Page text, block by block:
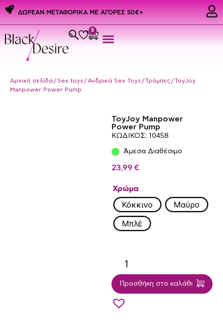
ΔΩΡΕΑΝ ΜΕΤΑΦΟΡΙΚΑ ME ΑΓΟΡΕΣ 50€+
0
Αρχική σελίδα / Sex toys / Ανδρικά Sex Toys /Τρόμπες / ToyJoy
Manpower Power Pump
ToyJoy Manpower
Power Pump
ΚΩΔΙΚΟΣ: 10458
Άμεσα Διαθέσιμο
23,99 €
Χρώμα
Κόκκινο
Μαύρο
Μπλέ
Προσθήκη στο καλάθι